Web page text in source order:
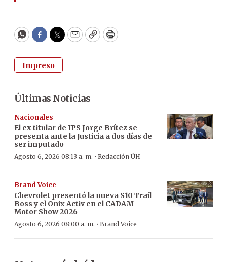
WhatsApp
Facebook
Twitter
EmailCopyPrint
Impreso
Últimas Noticias
Nacionales
El ex titular de IPS Jorge Brítez se
presenta ante la Justicia a dos días de
ser imputado
Agosto 6, 2026 08:13 a. m. · Redacción ÚH
Brand Voice
Chevrolet presentó la nueva S10 Trail
Boss y el Onix Activ en el CADAM
Motor Show 2026
Agosto 6, 2026 08:00 a. m. · Brand Voice